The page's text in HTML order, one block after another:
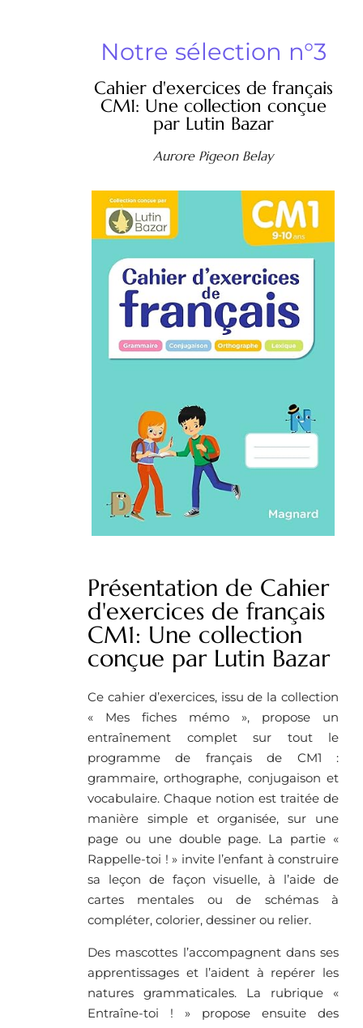
Notre sélection n°3
Cahier d'exercices de français
CM1: Une collection conçue
par Lutin Bazar
Aurore Pigeon Belay
Présentation de Cahier
d'exercices de français
CM1: Une collection
conçue par Lutin Bazar
Ce cahier d’exercices, issu de la collection
« Mes fiches mémo », propose un
entraînement complet sur tout le
programme de français de CM1 :
grammaire, orthographe, conjugaison et
vocabulaire. Chaque notion est traitée de
manière simple et organisée, sur une
page ou une double page. La partie «
Rappelle-toi ! » invite l’enfant à construire
sa leçon de façon visuelle, à l’aide de
cartes mentales ou de schémas à
compléter, colorier, dessiner ou relier.
Des mascottes l’accompagnent dans ses
apprentissages et l’aident à repérer les
natures grammaticales. La rubrique «
Entraîne-toi ! » propose ensuite des